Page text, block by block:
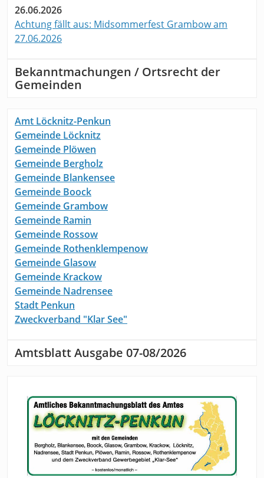
26.06.2026
Achtung fällt aus: Midsommerfest Grambow am
27.06.2026
Bekanntmachungen / Ortsrecht der
Gemeinden
Amt Löcknitz-Penkun
Gemeinde Löcknitz
Gemeinde Plöwen
Gemeinde Bergholz
Gemeinde Blankensee
Gemeinde Boock
Gemeinde Grambow
Gemeinde Ramin
Gemeinde Rossow
Gemeinde Rothenklempenow
Gemeinde Glasow
Gemeinde Krackow
Gemeinde Nadrensee
Stadt Penkun
Zweckverband "Klar See"
Amtsblatt Ausgabe 07-08/2026